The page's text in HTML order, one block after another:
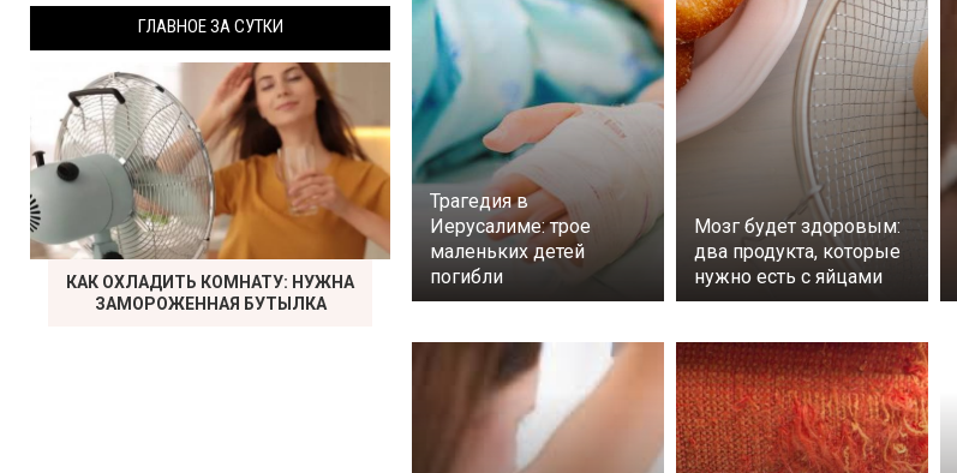
Трагедия в
Иерусалиме: трое
маленьких детей
погибли
Мозг будет здоровым:
два продукта, которые
нужно есть с яйцами
ГЛАВНОЕ ЗА СУТКИ
КАК ОХЛАДИТЬ КОМНАТУ: НУЖНА
ЗАМОРОЖЕННАЯ БУТЫЛКА